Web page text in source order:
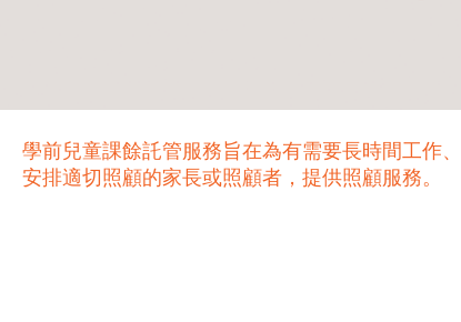
學前兒童課餘託管服務旨在為有需要長時間工作
安排適切照顧的家長或照顧者，提供照顧服務。